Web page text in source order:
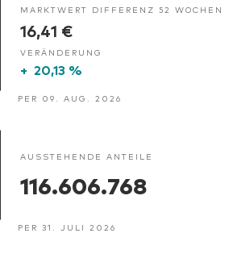
MARKTWERT DIFFERENZ 52 WOCHEN
16,41 €
VERÄNDERUNG
+ 20,13 %
PER 09. AUG. 2026
AUSSTEHENDE ANTEILE
116.606.768
PER 31. JULI 2026